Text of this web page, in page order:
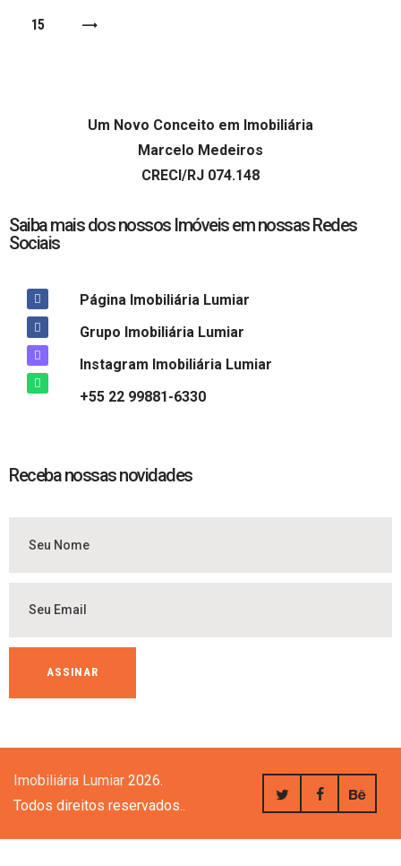
15
Um Novo Conceito em Imobiliária
Marcelo Medeiros
CRECI/RJ 074.148
Saiba mais dos nossos Imóveis em nossas Redes
Sociais
Página Imobiliária Lumiar
Grupo Imobiliária Lumiar
Instagram Imobiliária Lumiar
+55 22 99881-6330
Receba nossas novidades
Imobiliária Lumiar 2026.
Todos direitos reservados..